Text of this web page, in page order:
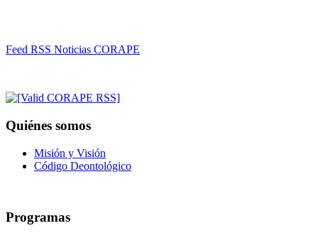
Feed RSS Noticias CORAPE
Quiénes somos
Misión y Visión
Código Deontológico
Programas